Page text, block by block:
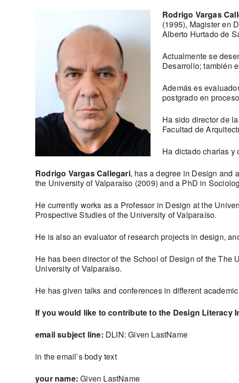
Rodrigo Vargas
(1995), Magister en
Alberto Hurtado de
Actualmente se
Desarrollo; también
Además es
postgrado en
Ha sido director de
Facultad de
Ha dictado charlas y
Rodrigo Vargas Callegari, has a degree in Design and
the University of Valparaíso (2009) and a PhD in
He currently works as a Professor in Design at the
Prospective Studies of the University of Valparaíso.
He is also an evaluator of research projects in design,
He has been director of the School of Design of the The
University of Valparaíso.
He has given talks and conferences in different
If you would like to contribute to the Design Literacy
email subject line: DLIN: Given LastName
in the email’s body text
your name:Given LastName